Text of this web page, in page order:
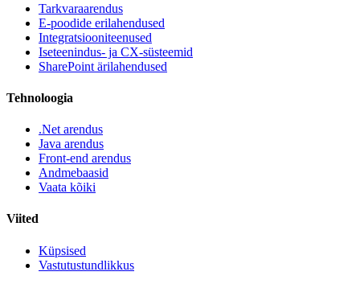
Tarkvaraarendus
E-poodide erilahendused
Integratsiooniteenused
Iseteenindus- ja CX-süsteemid
SharePoint ärilahendused
Tehnoloogia
.Net arendus
Java arendus
Front-end arendus
Andmebaasid
Vaata kõiki
Viited
Küpsised
Vastutustundlikkus